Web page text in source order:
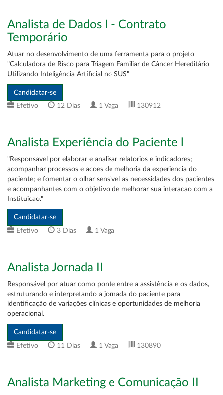
Analista de Dados I - Contrato
Temporário
Atuar no desenvolvimento de uma ferramenta para o projeto
"Calculadora de Risco para Triagem Familiar de Câncer Hereditário
Utilizando Inteligência Artificial no SUS"
Efetivo 12 Dias 1 Vaga 130912
Analista Experiência do Paciente l
"Responsavel por elaborar e analisar relatorios e indicadores;
acompanhar processos e acoes de melhoria da experiencia do
paciente; e fomentar o olhar sensivel as necessidades dos pacientes
e acompanhantes com o objetivo de melhorar sua interacao com a
Instituicao."
Efetivo 3 Dias 1 Vaga
Analista Jornada II
Responsável por atuar como ponte entre a assistência e os dados,
estruturando e interpretando a jornada do paciente para
identificação de variações clínicas e oportunidades de melhoria
operacional.
Efetivo 11 Dias 1 Vaga 130890
Analista Marketing e Comunicação II